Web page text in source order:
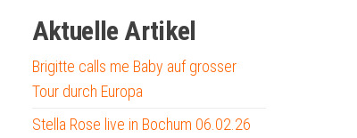
Aktuelle Artikel
Brigitte calls me Baby auf grosser
Tour durch Europa
Stella Rose live in Bochum 06.02.26